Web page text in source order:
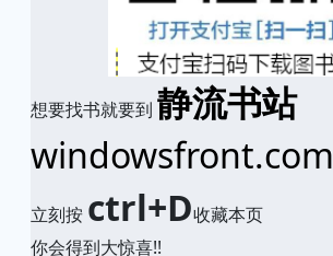
想要找书就要到 静流书站
windowsfront.com
立刻按 ctrl+D收藏本页
你会得到大惊喜!!